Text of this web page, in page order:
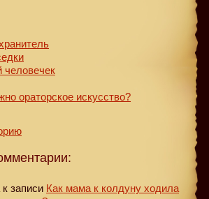
ораторское искусство?
к записи Как мама к колдуну ходила